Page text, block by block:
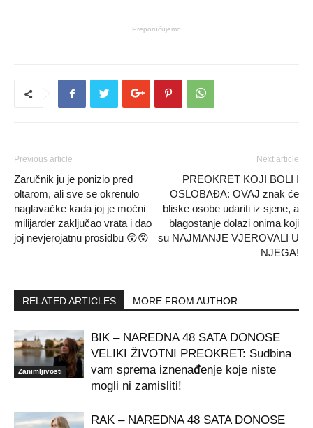
Preporučujemo
Previous article
Zaručnik ju je ponizio pred
oltarom, ali sve se okrenulo
naglavačke kada joj je moćni
milijarder zaključao vrata i dao
joj nevjerojatnu prosidbu 😲😵
Next article
PREOKRET KOJI BOLI I
OSLOBAĐA: OVAJ znak će
bliske osobe udariti iz sjene, a
blagostanje dolazi onima koji
su NAJMANJE VJEROVALI U
NJEGA!
RELATED ARTICLES MORE FROM AUTHOR
Zanimljivosti
BIK – NAREDNA 48 SATA DONOSE
VELIKI ŽIVOTNI PREOKRET: Sudbina
vam sprema iznenađenje koje niste
mogli ni zamisliti!
RAK – NAREDNA 48 SATA DONOSE